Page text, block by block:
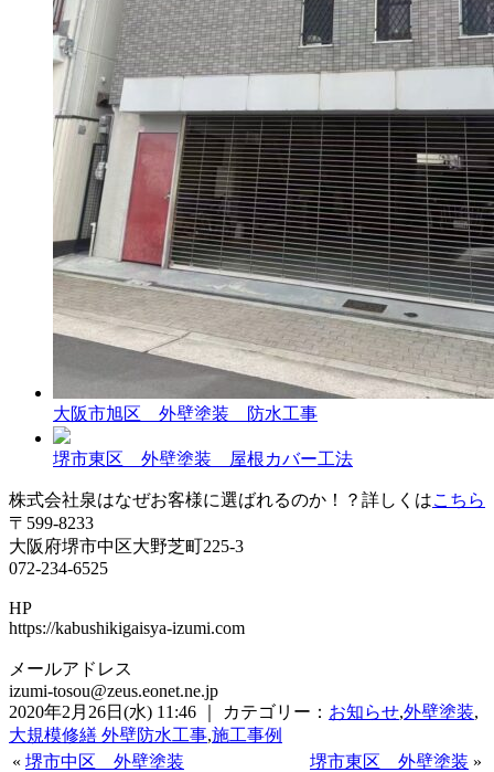
大阪市旭区 外壁塗装 防水工事
堺市東区 外壁塗装 屋根カバー工法
株式会社泉はなぜお客様に選ばれるのか！？詳しくはこちら
〒599-8233
大阪府堺市中区大野芝町225-3
072-234-6525
HP
https://kabushikigaisya-izumi.com
メールアドレス
izumi-tosou@zeus.eonet.ne.jp
2020年2月26日(水) 11:46 ｜ カテゴリー： お知らせ,外壁塗装,
大規模修繕 外壁防水工事,施工事例
« 堺市中区 外壁塗装 堺市東区 外壁塗装 »